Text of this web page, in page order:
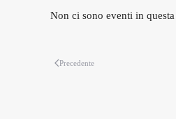
Non ci sono eventi in
Precedente